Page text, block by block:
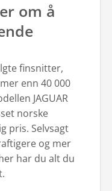
om å
finsnitter,
enn 40 000
JAGUAR
norske
pris. Selvsagt
og mer
har du alt du